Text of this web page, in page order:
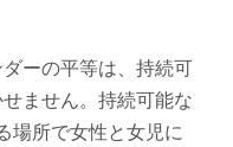
ーの平等は、持続可
ません。持続可能な
場所で女性と女児に